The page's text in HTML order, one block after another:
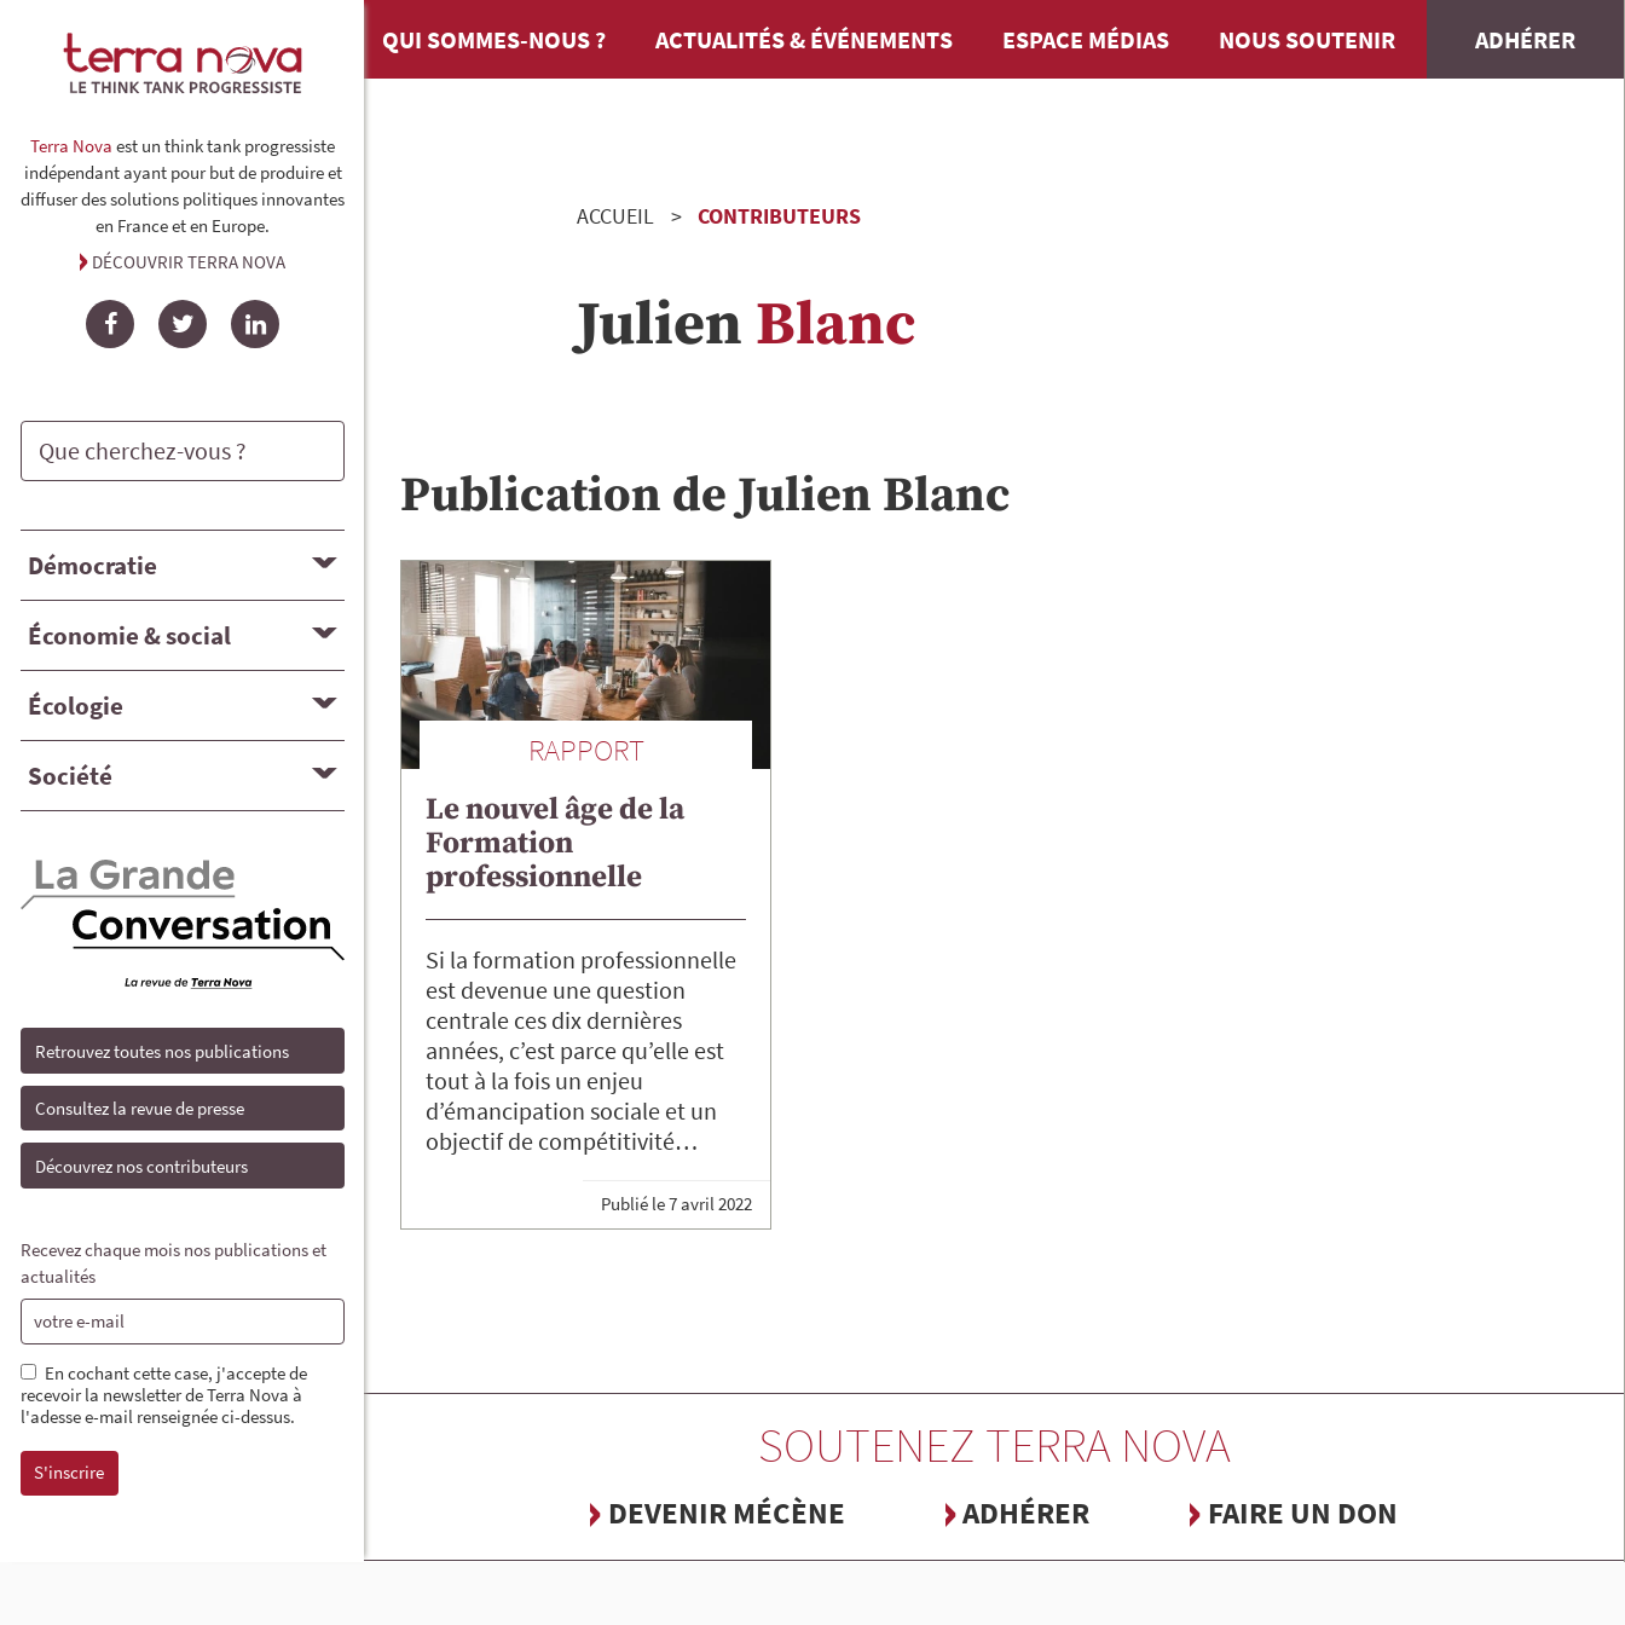
Terra Nova est un think tank progressiste
indépendant ayant pour but de produire et
diffuser des solutions politiques innovantes
en France et en Europe.
DÉCOUVRIR TERRA NOVA
FacebookTwitterLinkedIn
Démocratie
Économie & social
Écologie
Société
Retrouvez toutes nos publications
Consultez la revue de presse
Découvrez nos contributeurs
Recevez chaque mois nos publications et
actualités
En cochant cette case, j'accepte de
recevoir la newsletter de Terra Nova à
l'adesse e-mail renseignée ci-dessus.
QUI SOMMES-NOUS ? ACTUALITÉS & ÉVÉNEMENTS ESPACE MÉDIAS NOUS SOUTENIR ADHÉRER
ACCUEIL CONTRIBUTEURS
Julien Blanc
Publication deJulien Blanc
RAPPORT
Le nouvel âge de la
Formation
professionnelle
Si la formation professionnelle
est devenue une question
centrale ces dix dernières
années, c’est parce qu’elle est
tout à la fois un enjeu
d’émancipation sociale et un
objectif de compétitivité…
Publié le7 avril 2022
SOUTENEZ TERRA NOVA
DEVENIR MÉCÈNE ADHÉRER FAIRE UN DON